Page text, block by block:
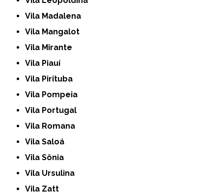
Vila Madalena
Vila Mangalot
Vila Mirante
Vila Piauí
Vila Pirituba
Vila Pompeia
Vila Portugal
Vila Romana
Vila Saloá
Vila Sônia
Vila Ursulina
Vila Zatt